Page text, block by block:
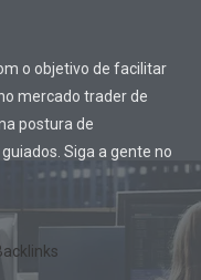
o objetivo de facilitar
mercado trader de
postura de
Siga a gente no